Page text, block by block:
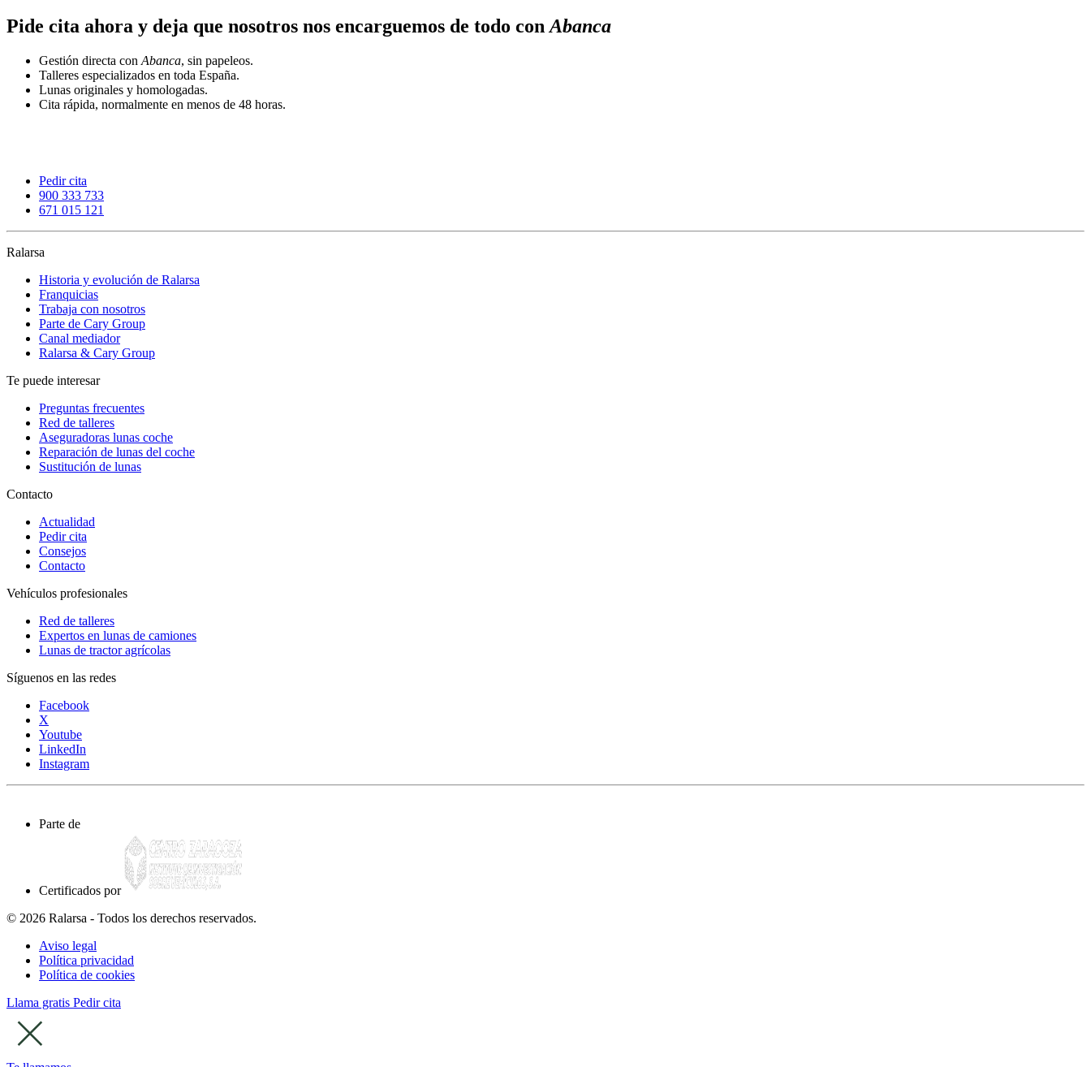
Pide cita ahora y deja que nosotros nos encarguemos de todo con Abanca
Gestión directa con Abanca, sin papeleos.
Talleres especializados en toda España.
Lunas originales y homologadas.
Cita rápida, normalmente en menos de 48 horas.
Pedir cita
900 333 733
671 015 121
Ralarsa
Historia y evolución de Ralarsa
Franquicias
Trabaja con nosotros
Parte de Cary Group
Canal mediador
Ralarsa & Cary Group
Te puede interesar
Preguntas frecuentes
Red de talleres
Aseguradoras lunas coche
Reparación de lunas del coche
Sustitución de lunas
Contacto
Actualidad
Pedir cita
Consejos
Contacto
Vehículos profesionales
Red de talleres
Expertos en lunas de camiones
Lunas de tractor agrícolas
Síguenos en las redes
Facebook
X
Youtube
LinkedIn
Instagram
Parte de
Certificados por
© 2026 Ralarsa - Todos los derechos reservados.
Aviso legal
Política privacidad
Política de cookies
Llama gratis Pedir cita